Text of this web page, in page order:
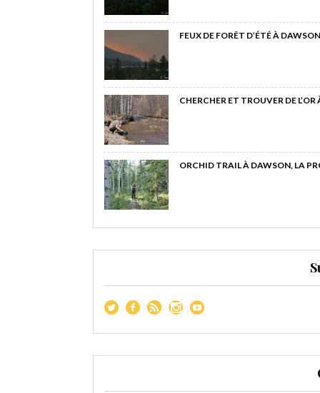
FEUX DE FORÊT D’ÉTÉ À
CHERCHER ET TROUVER DE
ORCHID TRAIL À DAWSON, LA